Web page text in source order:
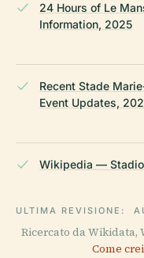
24 Hours of Le
Information, 2025
Recent Stade
Event Updates,
Wikipedia —
ULTIMA REVISIONE:
Ricercato da Wikidata,
Come